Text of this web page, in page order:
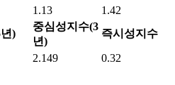
1.13
1.42
)
중심성지수(3
년)
즉시성지수
2.149 0.32